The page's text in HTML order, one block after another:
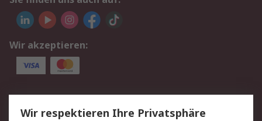
Wir akzeptieren:
Service
Wir respektieren Ihre Privatsphäre